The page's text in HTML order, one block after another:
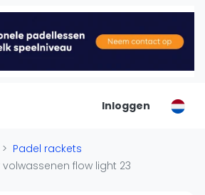
Inloggen
Padel rackets
flow light 23